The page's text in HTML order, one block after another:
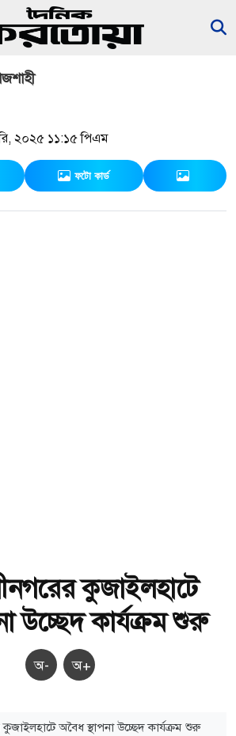
২০২৫ ১১:১৫ পিএম
ফটো কার্ড
কুজাইলহাটে
উচ্ছেদ কার্যক্রম শুরু
অ- অ+
অবৈধ স্থাপনা উচ্ছেদ কার্যক্রম শুরু